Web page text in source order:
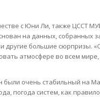
с Юни Ли, также ЦССТ
на данных, собранных
другие большие сюрпризы.
атмосфере во всем
были очень стабильный на
погода систем, как